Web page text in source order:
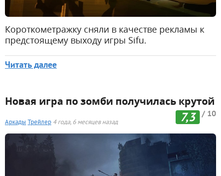
Короткометражку сняли в качестве рекламы к
предстоящему выходу игры Sifu.
Читать далее
Новая игра по зомби получилась крутой
7,3 / 10
Аркады Трейлер 4 года, 6 месяцев назад